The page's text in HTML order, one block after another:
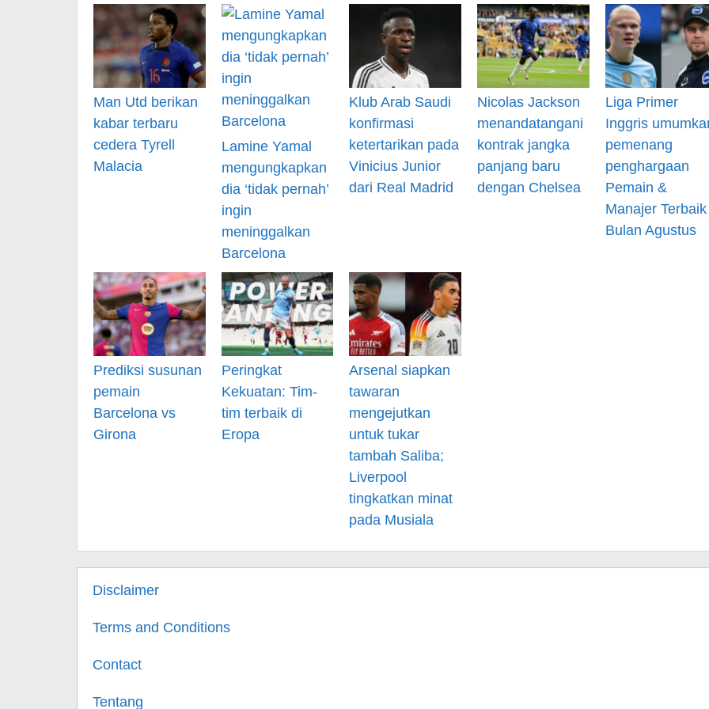
Man Utd berikan
kabar terbaru
cedera Tyrell
Malacia
Lamine Yamal
mengungkapkan
dia ‘tidak pernah’
ingin
meninggalkan
Barcelona
Klub Arab Saudi
konfirmasi
ketertarikan pada
Vinicius Junior
dari Real Madrid
Nicolas Jackson
menandatangani
kontrak jangka
panjang baru
dengan Chelsea
Liga Primer
Inggris
pemenang
penghargaan
Pemain &
Manajer Terbaik
Bulan Agustus
Prediksi susunan
pemain
Barcelona vs
Girona
Peringkat
Kekuatan: Tim-
tim terbaik di
Eropa
Arsenal siapkan
tawaran
mengejutkan
untuk tukar
tambah Saliba;
Liverpool
tingkatkan minat
pada Musiala
Disclaimer
Terms and Conditions
Contact
Tentang